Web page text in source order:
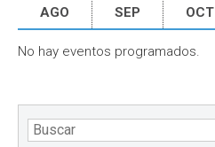
AGO SEP OCT
No hay eventos programados.